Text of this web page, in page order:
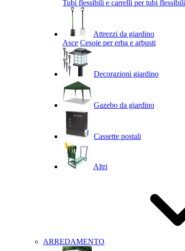
Tubi flessibili e carrelli per tubi flessibili
Attrezzi da giardino
Asce Cesoie per erba e arbusti
Decorazioni giardino
Gazebo da giardino
Cassette postali
Altri
ARREDAMENTO